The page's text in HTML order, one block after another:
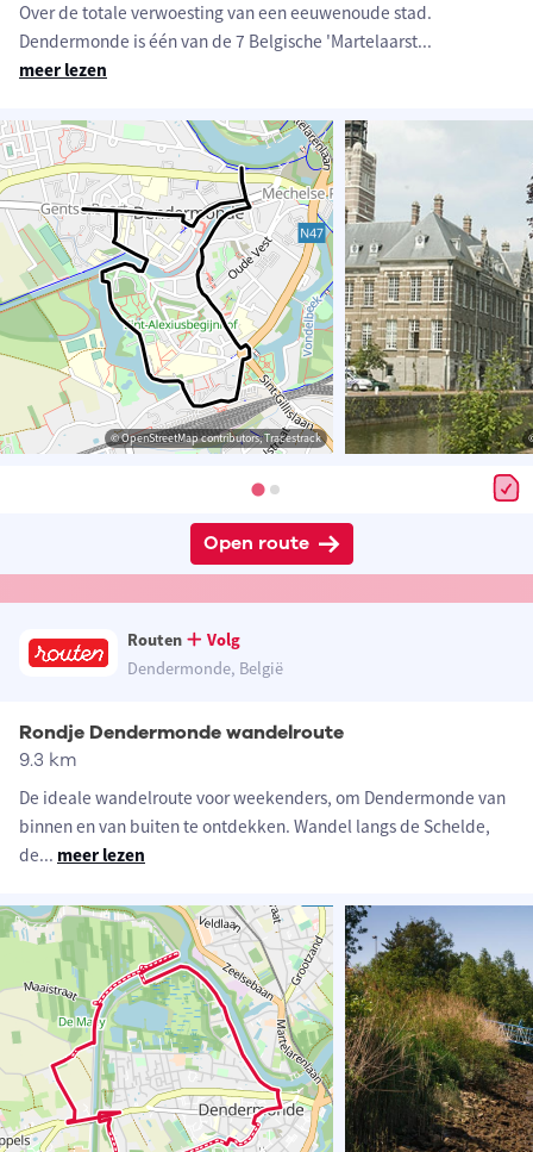
Over de totale verwoesting van een eeuwenoude stad.
Dendermonde is één van de 7 Belgische 'Martelaarst...
meer lezen
© OpenStreetMap contributors, Tracestrack
Open route
Routen
Volg
Dendermonde, België
Rondje Dendermonde wandelroute
9.3 km
De ideale wandelroute voor weekenders, om Dendermonde van
binnen en van buiten te ontdekken. Wandel langs de Schelde,
de... meer lezen